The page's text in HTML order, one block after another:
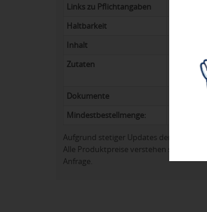
Links zu Pflichtangaben
Haltbarkeit
Inhalt
1
Zutaten
Zucker,
Dokumente
Mindestbestellmenge:
Aufgrund stetiger Updates der
Alle Produktpreise verstehen sich in
Anfrage.